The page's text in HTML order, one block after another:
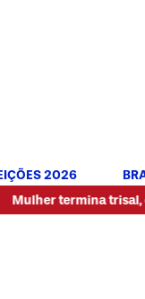
2026
trisal, denuncia